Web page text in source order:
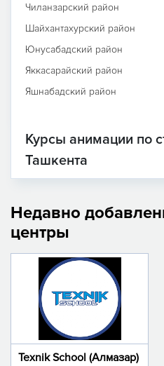
Чиланзарский район
Шайхантахурский район
Юнусабадский район
Яккасарайский район
Яшнабадский район
Курсы анимации по
Ташкента
Недавно
центры
Texnik School (Алмазар)